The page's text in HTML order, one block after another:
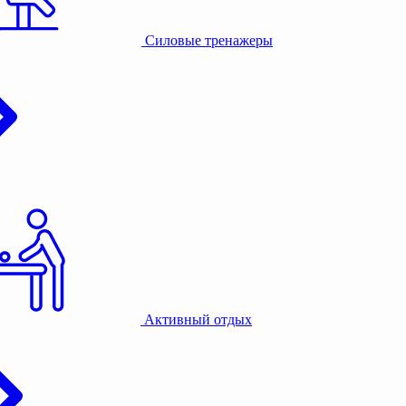
Силовые тренажеры
Активный отдых